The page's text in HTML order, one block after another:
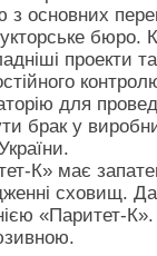
з основних
бюро.
проекти
для
брак у
К» має
сховищ.
«Паритет-